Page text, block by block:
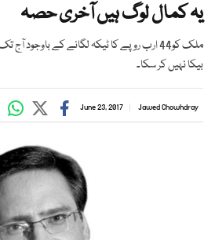
یہ کمال لوگ ہیں آخری حصہ
ملک کو44 ارب روپے کا ٹیکہ لگانے کے باوجود
بیکا نہیں کر سکا۔
Jawed Chowhdray
June 23, 2017